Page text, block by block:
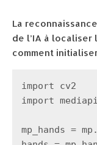
La
de l’IA à localiser
comment
import cv2
import
mp_hands =